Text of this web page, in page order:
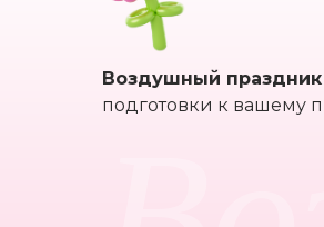
Воздушный праздник
подготовки к вашему